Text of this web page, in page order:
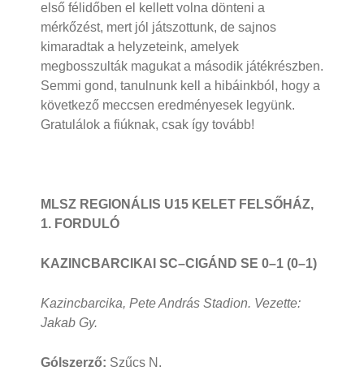
első félidőben el kellett volna dönteni a
mérkőzést, mert jól játszottunk, de sajnos
kimaradtak a helyzeteink, amelyek
megbosszulták magukat a második játékrészben.
Semmi gond, tanulnunk kell a hibáinkból, hogy a
következő meccsen eredményesek legyünk.
Gratulálok a fiúknak, csak így tovább!
MLSZ REGIONÁLIS U15 KELET FELSŐHÁZ,
1. FORDULÓ
KAZINCBARCIKAI SC–CIGÁND SE 0–1 (0–1)
Kazincbarcika, Pete András Stadion. Vezette:
Jakab Gy.
Gólszerző: Szűcs N.